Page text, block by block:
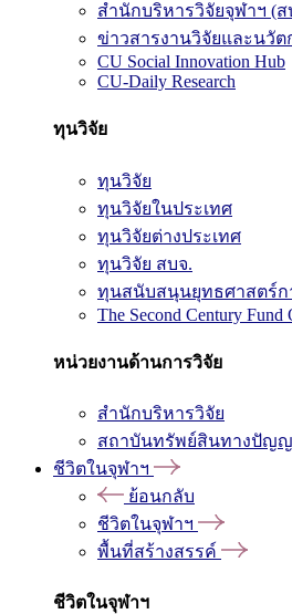
สำนักบริหารวิจัยจุฬาฯ (ส
ข่าวสารงานวิจัยและนวัต
CU Social Innovation Hub
CU-Daily Research
ทุนวิจัย
ทุนวิจัย
ทุนวิจัยในประเทศ
ทุนวิจัยต่างประเทศ
ทุนวิจัย สบจ.
ทุนสนับสนุนยุทธศาสตร์ก
The Second Century Fund
หน่วยงานด้านการวิจัย
สำนักบริหารวิจัย
สถาบันทรัพย์สินทางปัญ
ชีวิตในจุฬาฯ
ย้อนกลับ
ชีวิตในจุฬาฯ
พื้นที่สร้างสรรค์
ชีวิตในจุฬาฯ